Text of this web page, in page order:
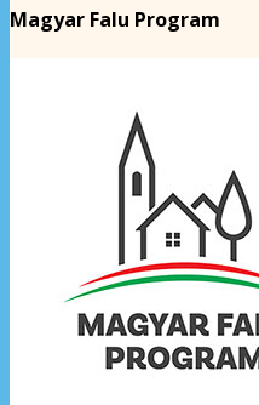
Magyar Falu Program